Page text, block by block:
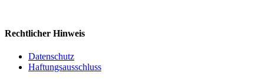
Rechtlicher Hinweis
Datenschutz
Haftungsausschluss